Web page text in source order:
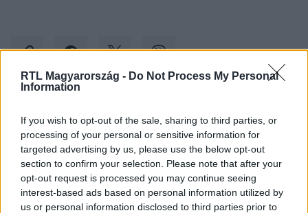
RTL Magyarország - Do Not Process My Personal
Information
If you wish to opt-out of the sale, sharing to third parties, or
processing of your personal or sensitive information for
targeted advertising by us, please use the below opt-out
section to confirm your selection. Please note that after your
opt-out request is processed you may continue seeing
interest-based ads based on personal information utilized by
us or personal information disclosed to third parties prior to
Kövess minket, és értesülj a friss hírekről a
Facebookon is!
Követem